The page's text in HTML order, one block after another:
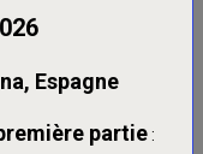
Espagne
partie: